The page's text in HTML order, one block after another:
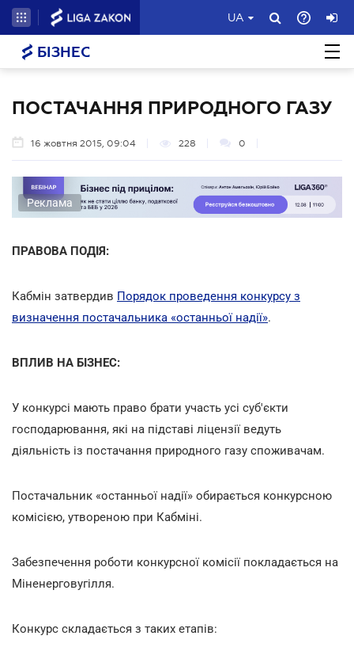
UA
БІЗНЕС
ПОСТАЧАННЯ ПРИРОДНОГО ГАЗУ
16 жовтня 2015, 09:04 228 0
Реклама
ПРАВОВА ПОДІЯ:
Кабмін затвердив Порядок проведення конкурсу з
визначення постачальника «останньої надії».
ВПЛИВ НА БІЗНЕС:
У конкурсі мають право брати участь усі суб'єкти
господарювання, які на підставі ліцензії ведуть
діяльність із постачання природного газу споживачам.
Постачальник «останньої надії» обирається конкурсною
комісією, утвореною при Кабміні.
Забезпечення роботи конкурсної комісії покладається на
Міненерговугілля.
Конкурс складається з таких етапів: